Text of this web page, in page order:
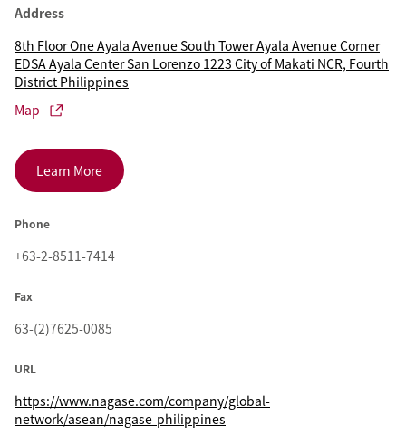
Address
8th Floor One Ayala Avenue South Tower Ayala Avenue Corner
EDSA Ayala Center San Lorenzo 1223 City of Makati NCR, Fourth
District Philippines
Map
Learn More
Phone
+63-2-8511-7414
Fax
63-(2)7625-0085
URL
https://www.nagase.com/company/global-
network/asean/nagase-philippines